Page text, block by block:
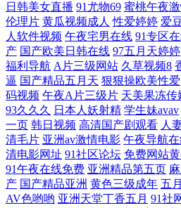
页吃 久久手机午夜福利视频 欧日美小视
热看 国产黄色香蕉 欧美海外91 香蕉免费
久影院视频 婷婷五月天自拍 91大神西瓜
丁香色 先锋av国产 国产精品第5页 蜜桃伊
中文字幕 91视频网站 在线播放成人a 91
91视频综合1 成人另类亚洲欧美 久久深
日韩美女直播 91尤物69 蜜桃午夜
伦理片 黄瓜视频成人 性爱婷婷 爱
人软件视频 午夜宅男在线 91专区
产 国产欧美日韩在线 97五月天婷婷
福利导航 A片三级网站 久草视频8
逼 国产精品五月天 狠狠操欧美性爱
码视频 午夜A片三级片 天美果冻传
93久久久
日本人妖射精 学生妹avav
一页 韩日视频 高清国产剧观看 人
清毛片 亚洲av激情电影 午夜导航
清电影网址 91社区论坛 免费网站
91午夜在线免费 亚洲精品第五页
产 国产精品亚洲 黄色三级成年 五
AV色哟哟 亚洲天堂丁香五月 91社